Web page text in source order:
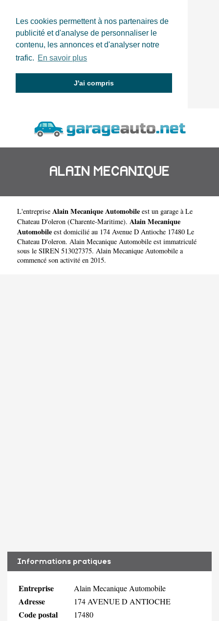
Les cookies permettent à nos partenaires de
publicité et d'analyse de personnaliser le
contenu, les annonces et d'analyser notre
trafic. En savoir plus
J'ai compris
ALAIN MECANIQUE
AUTOMOBILE
L'entreprise Alain Mecanique Automobile est un garage à Le
Chateau D'oleron (Charente-Maritime). Alain Mecanique
Automobile est domicilié au 174 Avenue D Antioche 17480 Le
Chateau D'oleron. Alain Mecanique Automobile est immatriculé
sous le SIREN 513027375. Alain Mecanique Automobile a
commencé son activité en 2015.
Informations pratiques
Entreprise Alain Mecanique Automobile
Adresse 174 AVENUE D ANTIOCHE
Code postal 17480